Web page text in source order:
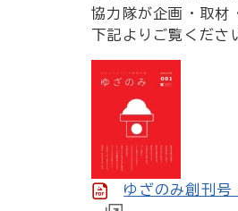
協力隊が企画・取材
下記よりご覧くださ
ゆざのみ創刊号